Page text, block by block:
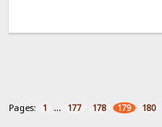
Pages: 1 ... 177 178 179 180